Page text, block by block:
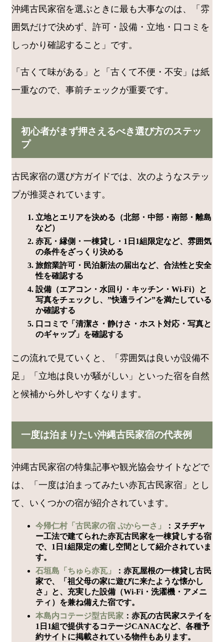
沖縄古民家宿を選ぶときに最も大事なのは、「雰
囲気だけで決めず、許可・設備・立地・口コミを
しっかり確認すること」です。
「古くて味がある」と「古くて不便・不安」は紙
一重なので、事前チェックが重要です。
初心者がまず押さえるべき選び方のステッ
プ
古民家宿の選び方ガイドでは、次のようなステッ
プが推奨されています。
立地とエリアを決める（北部・中部・南部・離島
など）
赤瓦・縁側・一棟貸し・1日1組限定など、雰囲気
の条件をざっくり決める
旅館業許可・民泊新法の届出など、合法性と安全
性を確認する
設備（エアコン・水回り・キッチン・Wi-Fi）と
写真をチェックし、”快適ライン”を満たしている
か確認する
口コミで「清潔さ・静けさ・ホスト対応・写真と
のギャップ」を確認する
この流れで見ていくと、「雰囲気は良いが設備不
足」「立地は良いが騒がしい」といった宿を自然
と候補から外しやすくなります。
一度は泊まりたい沖縄古民家宿の代表例
沖縄古民家宿の特集記事や観光協会サイトなどで
は、「一度は泊まってみたい赤瓦古民家宿」とし
て、いくつかの宿が紹介されています。
今帰仁村「古民家の宿 ぷからーさ」
：ヌチヂャ
ー工法で建てられた赤瓦古民家を一棟貸しする宿
で、1日1組限定の癒し空間として紹介されていま
す。
石垣島「ちゅら赤瓦」
：赤瓦屋根の一棟貸し古民
家で、「祖父母の家に遊びに来たような懐かし
さ」と、充実した設備（Wi-Fi・洗濯機・アメニ
ティ）を兼ね備えた宿です。
本島内コテージ型古民家 ：赤瓦の古民家ステイを
1日1組で提供するコテージCANACなど、各種予
約サイトに掲載されている物件もあります。